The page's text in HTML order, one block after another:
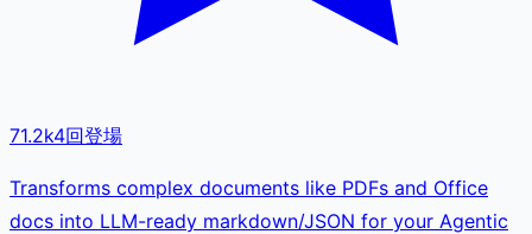
71.2k4回登場
Transforms complex documents like PDFs and Office
docs into LLM-ready markdown/JSON for your Agentic